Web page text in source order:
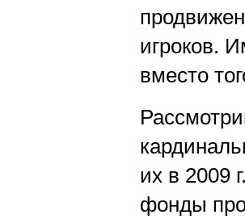
игроков.
вместо
их в 2009
фонды